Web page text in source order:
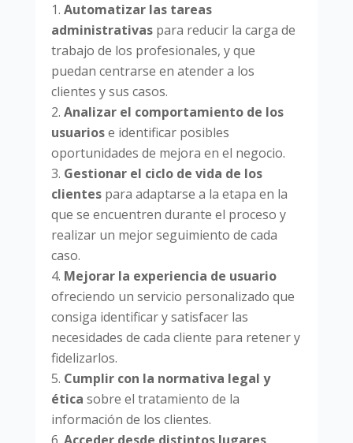
Automatizar las tareas
administrativaspara reducir la carga de
trabajo de los profesionales, y que
puedan centrarse en atender a los
clientes y sus casos.
Analizar el comportamiento de los
usuariose identificar posibles
oportunidades de mejora en el negocio.
Gestionar el ciclo de vida de los
clientespara adaptarse a la etapa en la
que se encuentren durante el proceso y
realizar un mejor seguimiento de cada
caso.
Mejorar la experiencia de usuario
ofreciendo un servicio personalizado que
consiga identificar y satisfacer las
necesidades de cada cliente para retener y
fidelizarlos.
Cumplir con la normativa legal y
ética sobre el tratamiento de la
información de los clientes.